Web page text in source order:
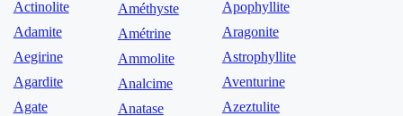
Actinolite
Adamite
Aegirine
Agardite
Agate
Améthyste
Amétrine
Ammolite
Analcime
Anatase
Apophyllite
Aragonite
Astrophyllite
Aventurine
Azeztulite